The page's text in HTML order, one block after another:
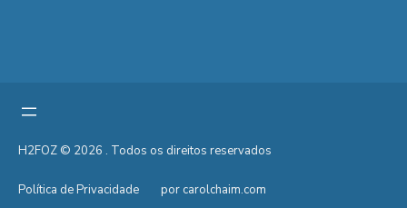
H2FOZ © 2026 . Todos os direitos reservados
Política de Privacidade por carolchaim.com